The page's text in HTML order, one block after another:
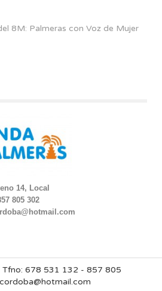
8M: Palmeras con Voz de Mujer
14, Local
805 302
Tfno: 678 531 132 - 857 805